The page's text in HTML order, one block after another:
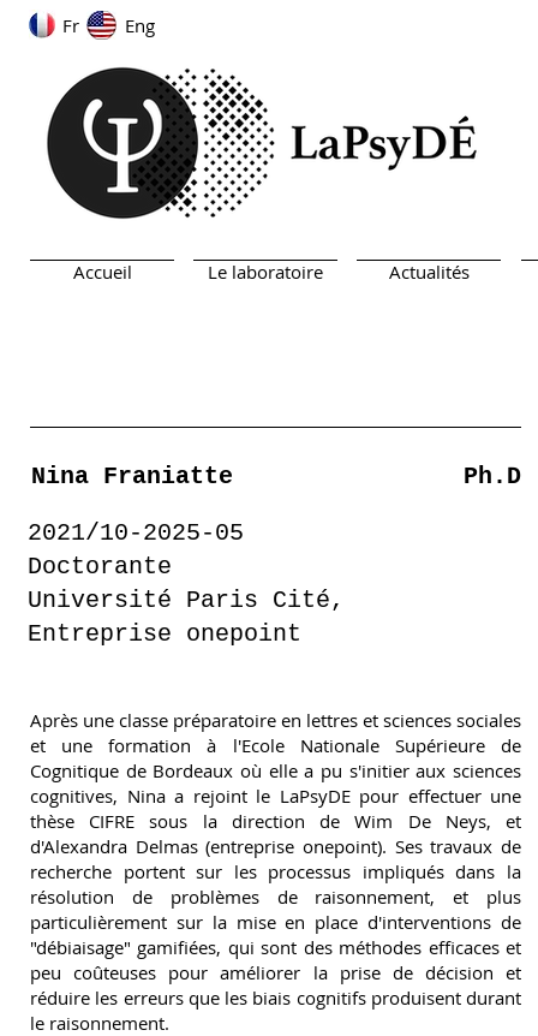
Fr Eng
Accueil Le laboratoire Actualités
Nina Franiatte Ph.D
2021/10-2025-05
Doctorante
Université Paris Cité,
Entreprise onepoint
Après une classe préparatoire en lettres et sciences sociales
et une formation à l'Ecole Nationale Supérieure de
Cognitique de Bordeaux où elle a pu s'initier aux sciences
cognitives, Nina a rejoint le LaPsyDE pour effectuer une
thèse CIFRE sous la direction de Wim De Neys, et
d'Alexandra Delmas (entreprise onepoint). Ses travaux de
recherche portent sur les processus impliqués dans la
résolution de problèmes de raisonnement, et plus
particulièrement sur la mise en place d'interventions de
"débiaisage" gamifiées, qui sont des méthodes efficaces et
peu coûteuses pour améliorer la prise de décision et
réduire les erreurs que les biais cognitifs produisent durant
le raisonnement.